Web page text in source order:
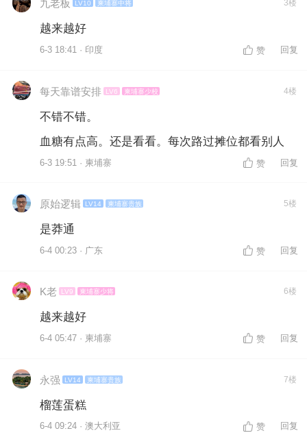
九老板 LV10 柬埔寨中将 3楼
越来越好
6-3 18:41 · 印度 赞 回复
每天靠谱安排 LV6 柬埔寨少校 4楼
不错不错。
血糖有点高。还是看看。每次路过摊位都看别人
6-3 19:51 · 柬埔寨 赞 回复
原始逻辑 LV14 柬埔寨贵族 5楼
是莽通
6-4 00:23 · 广东 赞 回复
K老 LV9 柬埔寨少将 6楼
越来越好
6-4 05:47 · 柬埔寨 赞 回复
永强 LV14 柬埔寨贵族 7楼
榴莲蛋糕
6-4 09:24 · 澳大利亚 赞 回复